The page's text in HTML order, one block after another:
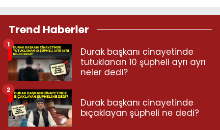
Trend Haberler
Durak başkanı cinayetinde
tutuklanan 10 şüpheli ayrı ayrı
neler dedi?
1
Durak başkanı cinayetinde
bıçaklayan şüpheli ne dedi?
2